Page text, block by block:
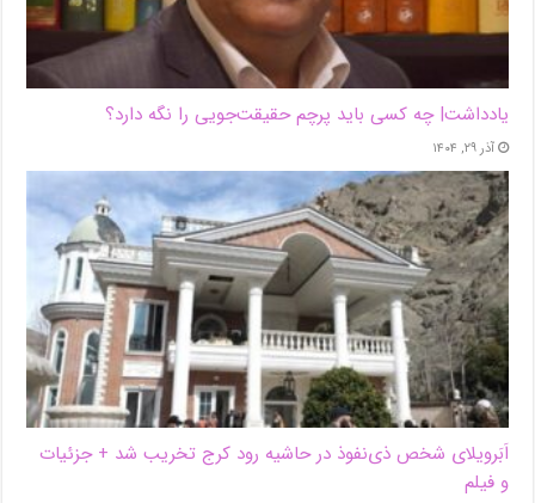
یادداشت| ‌چه کسی باید پرچم حقیقت‌جویی را نگه دارد؟
آذر ۲۹, ۱۴۰۴
اَبَر‌ویلای شخص ذی‌نفوذ در حاشیه‌ رود کرج تخریب شد + جزئیات
و فیلم